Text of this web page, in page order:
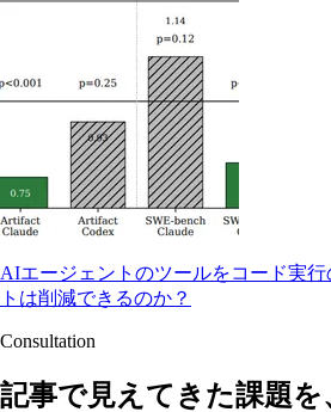
AIエージェントのツールをコード実
トは削減できるのか？
Consultation
記事で見えてきた課題を